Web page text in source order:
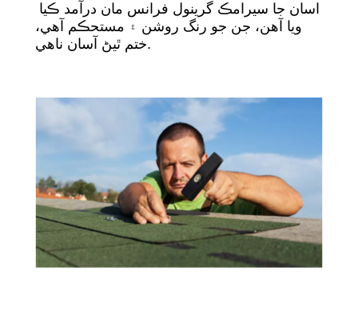
اسان جا سيرامڪ گرينول فرانس مان درآمد ڪيا
ويا آهن، جن جو رنگ روشن ۽ مستحڪم آهي،
ختم ٿيڻ آسان ناهي.